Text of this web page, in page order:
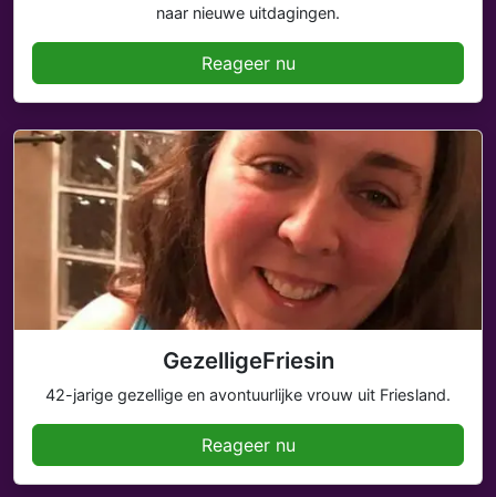
naar nieuwe uitdagingen.
Reageer nu
GezelligeFriesin
42-jarige gezellige en avontuurlijke vrouw uit Friesland.
Reageer nu